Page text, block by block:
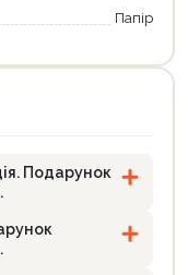
Папір
Подарунок